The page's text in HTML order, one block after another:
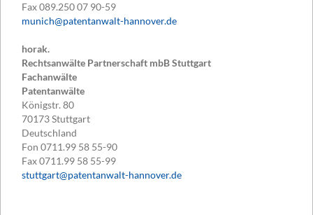
Fax089.250 07 90-59
munich@patentanwalt-hannover.de
horak.
Rechtsanwälte Partnerschaft mbB Stuttgart
Fachanwälte
Patentanwälte
Königstr. 80
70173Stuttgart
Deutschland
Fon 0711.99 58 55-90
Fax0711.99 58 55-99
stuttgart@patentanwalt-hannover.de